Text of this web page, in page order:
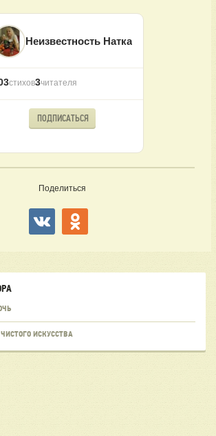
Неизвестность Натка
стихов3читателя
ПОДПИСАТЬСЯ
Поделиться
ИСКУССТВА